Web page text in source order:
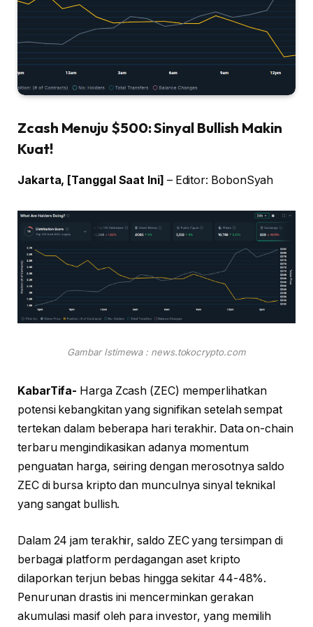
Zcash Menuju $500: Sinyal Bullish Makin
Kuat!
Jakarta, [Tanggal Saat Ini] – Editor: BobonSyah
Gambar Istimewa : news.tokocrypto.com
KabarTifa- Harga Zcash (ZEC) memperlihatkan
potensi kebangkitan yang signifikan setelah sempat
tertekan dalam beberapa hari terakhir. Data on-chain
terbaru mengindikasikan adanya momentum
penguatan harga, seiring dengan merosotnya saldo
ZEC di bursa kripto dan munculnya sinyal teknikal
yang sangat bullish.
Dalam 24 jam terakhir, saldo ZEC yang tersimpan di
berbagai platform perdagangan aset kripto
dilaporkan terjun bebas hingga sekitar 44-48%.
Penurunan drastis ini mencerminkan gerakan
akumulasi masif oleh para investor, yang memilih